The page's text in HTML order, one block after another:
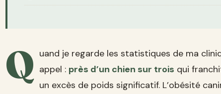
Q uand je regarde les statistiques de ma
appel : près d’un chien sur trois qui
un excès de poids significatif. L’obésité